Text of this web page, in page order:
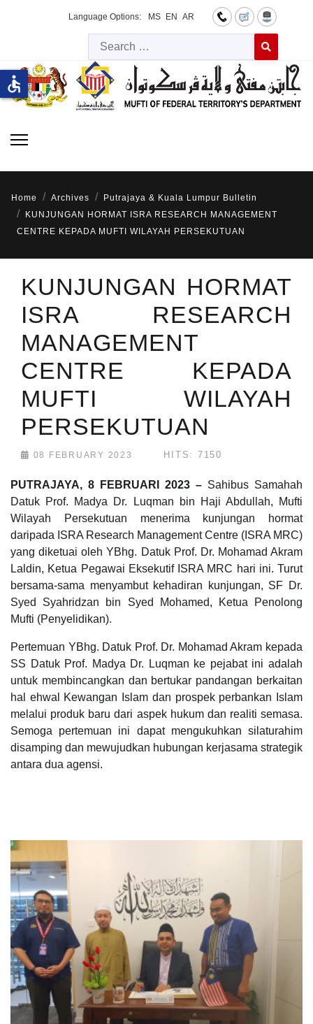
Language Options: MS EN AR
Type 2 or
Home Archives
Putrajaya & Kuala Lumpur Bulletin
KUNJUNGAN HORMAT ISRA RESEARCH MANAGEMENT
CENTRE KEPADA MUFTI WILAYAH PERSEKUTUAN
KUNJUNGAN HORMAT
ISRA RESEARCH
MANAGEMENT
CENTRE KEPADA
MUFTI WILAYAH
PERSEKUTUAN
08 FEBRUARY 2023 HITS: 7150
PUTRAJAYA, 8 FEBRUARI 2023 – Sahibus Samahah
Datuk Prof. Madya Dr. Luqman bin Haji Abdullah, Mufti
Wilayah Persekutuan menerima kunjungan hormat
daripada ISRA Research Management Centre (ISRA MRC)
yang diketuai oleh YBhg. Datuk Prof. Dr. Mohamad Akram
Laldin, Ketua Pegawai Eksekutif ISRA MRC hari ini. Turut
bersama-sama menyambut kehadiran kunjungan, SF Dr.
Syed Syahridzan bin Syed Mohamed, Ketua Penolong
Mufti (Penyelidikan).
Pertemuan YBhg. Datuk Prof. Dr. Mohamad Akram kepada
SS Datuk Prof. Madya Dr. Luqman ke pejabat ini adalah
untuk membincangkan dan bertukar pandangan berkaitan
hal ehwal Kewangan Islam dan prospek perbankan Islam
melalui produk baru dari aspek hukum dan realiti semasa.
Semoga pertemuan ini dapat mengukuhkan silaturahim
disamping dan mewujudkan hubungan kerjasama strategik
antara dua agensi.
accessible